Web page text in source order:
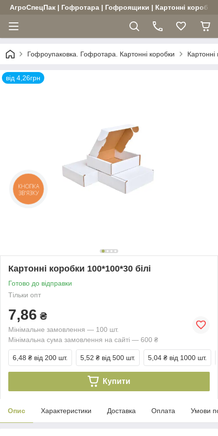
АгроСпецПак | Гофротара | Гофроящики | Картонні
Гофроупаковка. Гофротара. Картонні коробки Картонні
від 4,26грн
Картонні коробки 100*100*30 білі
Готово до відправки
Тільки опт
7,86 ₴
Мінімальне замовлення — 100 шт.
Мінімальна сума замовлення на сайті — 600 ₴
6,48 ₴ від 200 шт. 5,52 ₴ від 500 шт. 5,04 ₴ від 1000 шт.
Купити
Опис Характеристики Доставка Оплата Умови
КНОПКА
ЗВ'ЯЗКУ